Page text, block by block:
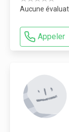
Aucune
Appeler